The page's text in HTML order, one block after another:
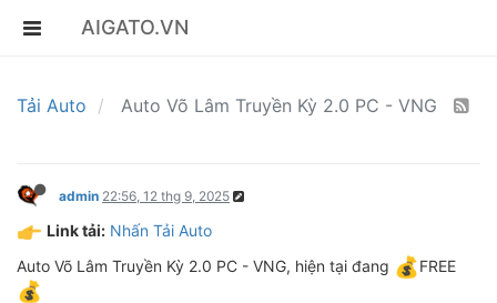
AIGATO.VN
Tải Auto Auto Võ Lâm Truyền Kỳ 2.0 PC - VNG
admin 22:56, 12 thg 9, 2025
Link tải: Nhấn Tải Auto
Auto Võ Lâm Truyền Kỳ 2.0 PC - VNG, hiện tại đang
FREE